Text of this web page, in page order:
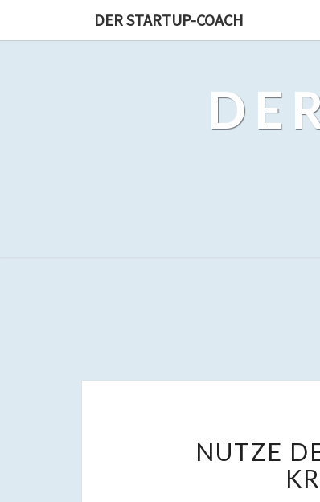
DER STARTUP-COACH
NUTZE